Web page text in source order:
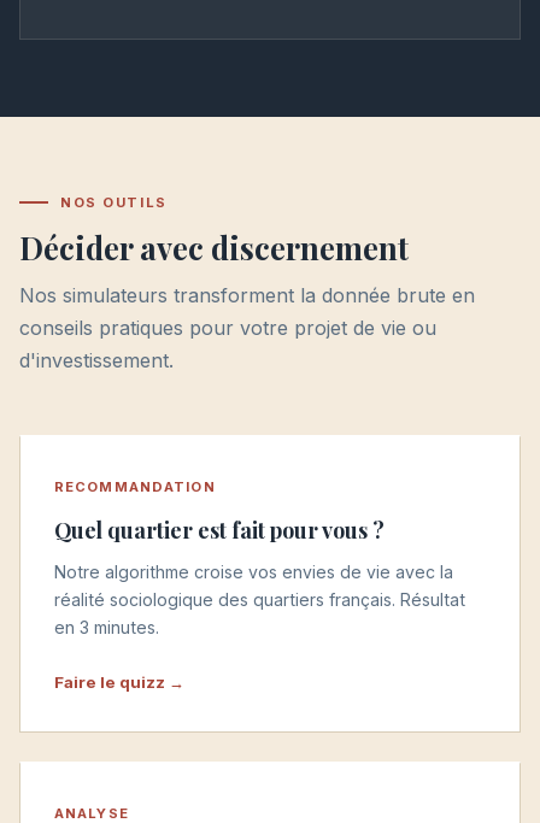
NOS OUTILS
Décider avec discernement
Nos simulateurs transforment la donnée brute en
conseils pratiques pour votre projet de vie ou
d'investissement.
RECOMMANDATION
Quel quartier est fait pour vous ?
Notre algorithme croise vos envies de vie avec la
réalité sociologique des quartiers français. Résultat
en 3 minutes.
Faire le quizz →
ANALYSE